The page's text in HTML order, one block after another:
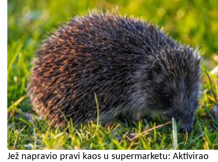
Jež napravio pravi kaos u supermarketu: Aktivirao